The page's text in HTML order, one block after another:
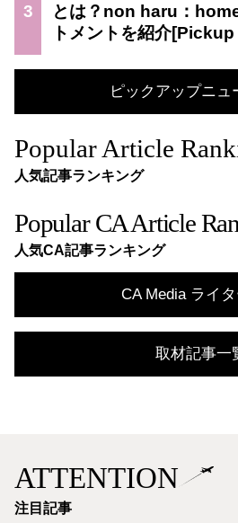
3
とは？non haru：
トメントを紹介
ピックアップニュ
Popular Article
人気記事ランキング
Popular CA Article
人気CA記事ランキング
CA Media ライ
取材記事一
ATTENTION
注目記事